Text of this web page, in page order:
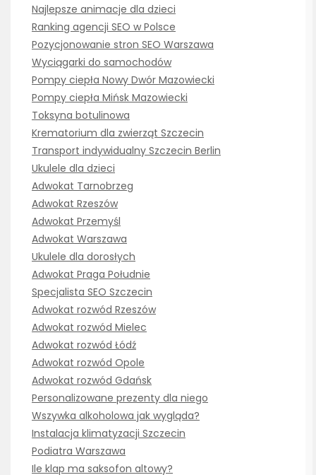
Najlepsze animacje dla dzieci
Ranking agencji SEO w Polsce
Pozycjonowanie stron SEO Warszawa
Wyciągarki do samochodów
Pompy ciepła Nowy Dwór Mazowiecki
Pompy ciepła Mińsk Mazowiecki
Toksyna botulinowa
Krematorium dla zwierząt Szczecin
Transport indywidualny Szczecin Berlin
Ukulele dla dzieci
Adwokat Tarnobrzeg
Adwokat Rzeszów
Adwokat Przemyśl
Adwokat Warszawa
Ukulele dla dorosłych
Adwokat Praga Południe
Specjalista SEO Szczecin
Adwokat rozwód Rzeszów
Adwokat rozwód Mielec
Adwokat rozwód Łódź
Adwokat rozwód Opole
Adwokat rozwód Gdańsk
Personalizowane prezenty dla niego
Wszywka alkoholowa jak wygląda?
Instalacja klimatyzacji Szczecin
Podiatra Warszawa
Ile klap ma saksofon altowy?